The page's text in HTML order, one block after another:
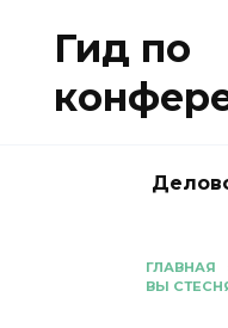
содержанию
Гид по
ГЛАВНАЯ
ВЫ